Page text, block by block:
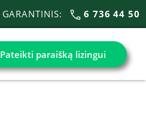
GARANTINIS: 6 736 44 50
Pateikti paraišką lizingui